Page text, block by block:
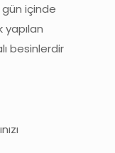
gün içinde
besinlerdir